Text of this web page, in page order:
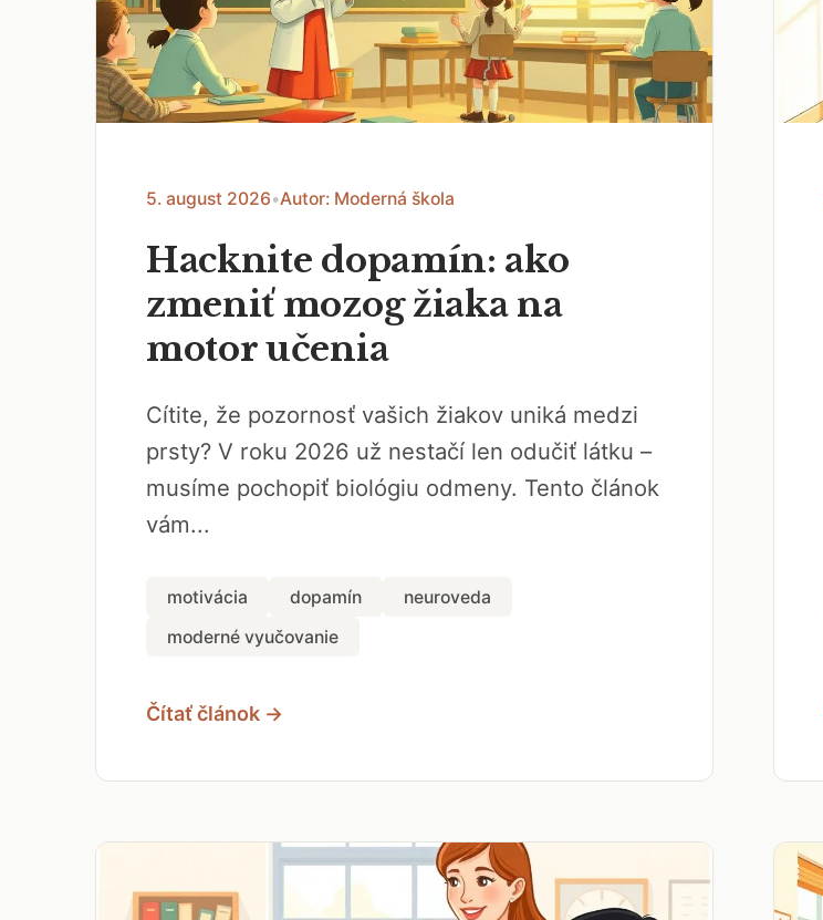
5. august 2026•Autor: Moderná škola
Hacknite dopamín: ako
zmeniť mozog žiaka na
motor učenia
Cítite, že pozornosť vašich žiakov uniká medzi
prsty? V roku 2026 už nestačí len odučiť látku –
musíme pochopiť biológiu odmeny. Tento článok
vám...
motivácia dopamín
neuroveda
moderné vyučovanie
Čítať článok →